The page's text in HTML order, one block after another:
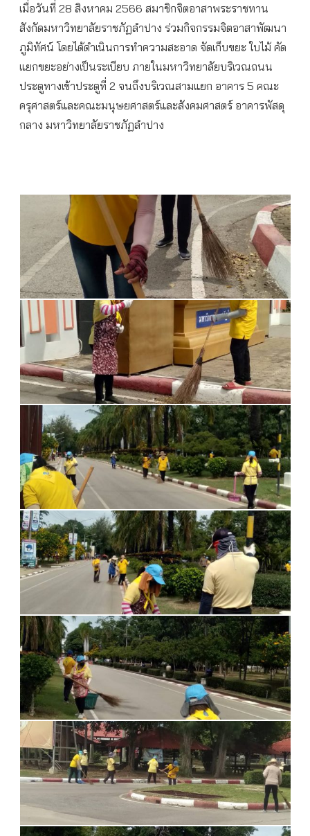
เมื่อวันที่ 28 สิงหาคม 2566 สมาชิกจิตอาสาพระราชทาน
สังกัดมหาวิทยาลัยราชภัฏลำปาง ร่วมกิจกรรมจิตอาสาพัฒนา
ภูมิทัศน์ โดยได้ดำเนินการทำความสะอาด จัดเก็บขยะ ใบไม้ คัด
แยกขยะอย่างเป็นระเบียบ ภายในมหาวิทยาลัยบริเวณถนน
ประตูทางเข้าประตูที่ 2 จนถึงบริเวณสามแยก อาคาร 5 คณะ
ครุศาสตร์และคณะมนุษยศาสตร์และสังคมศาสตร์ อาคารพัสดุ
กลาง มหาวิทยาลัยราชภัฏลำปาง